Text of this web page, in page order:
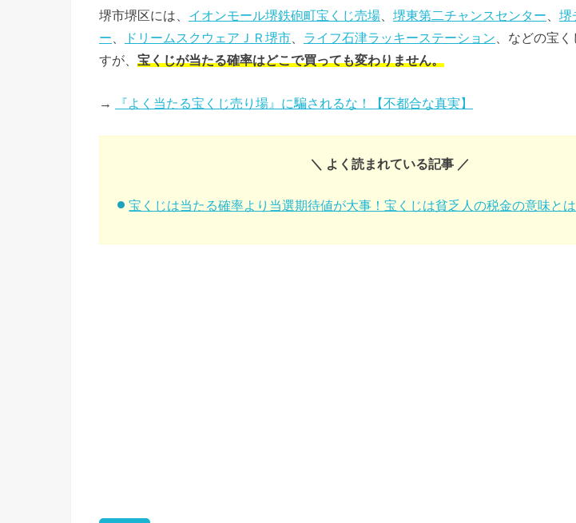
堺市堺区には、 イオンモール堺鉄砲町宝くじ売場 堺東第二チャンスセンター
堺
ー
ドリームスクウェアＪＲ堺市 ライフ石津ラッキーステーション 、などの宝
すが、 宝くじが当たる確率はどこで買っても変わりません。
→ 『よく当たる宝くじ売り場』に騙されるな！【不都合な真実】
＼ よく読まれている記事 ／
宝くじは当たる確率より当選期待値が大事！宝くじは貧乏人の税金の意味とは